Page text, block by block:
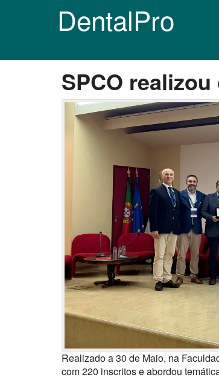
DentalPro
SPCO
Realizado a 30 de Maio, na
com 220 inscritos e abordou